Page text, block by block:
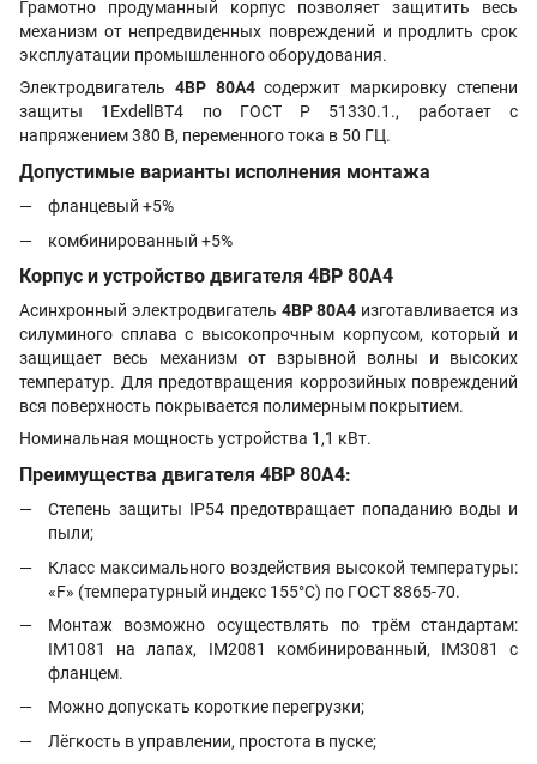
Грамотно продуманный корпус позволяет защитить весь
механизм от непредвиденных повреждений и продлить срок
эксплуатации промышленного оборудования.
Электродвигатель 4ВР 80A4содержит маркировку степени
защиты 1ExdellBT4 по ГОСТ Р 51330.1., работает с
напряжением 380 В, переменного тока в 50 ГЦ.
Допустимые варианты исполнения монтажа
фланцевый +5%
комбинированный +5%
Корпус и устройство двигателя 4ВР 80A4
Асинхронный электродвигатель 4ВР 80A4 изготавливается из
силуминого сплава с высокопрочным корпусом, который и
защищает весь механизм от взрывной волны и высоких
температур. Для предотвращения коррозийных повреждений
вся поверхность покрывается полимерным покрытием.
Номинальная мощность устройства 1,1 кВт.
Преимущества двигателя 4ВР 80A4:
Степень защиты IP54 предотвращает попаданию воды и
пыли;
Класс максимального воздействия высокой температуры:
«F» (температурный индекс 155°С) по ГОСТ 8865-70.
Монтаж возможно осуществлять по трём стандартам:
IМ1081 на лапах, IМ2081 комбинированный, IМ3081 с
фланцем.
Можно допускать короткие перегрузки;
Лёгкость в управлении, простота в пуске;